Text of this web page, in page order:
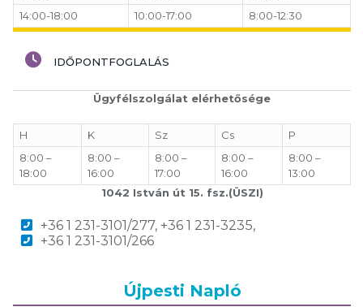
14:00-18:00
10:00-17:00 8:00-12:30
IDŐPONTFOGLALÁS
Ügyfélszolgálat elérhetősége
H K Sz Cs
P
8:00 –
18:00
8:00 –
16:00
8:00 –
17:00
8:00 –
16:00
8:00 –
13:00
1042 István út 15. fsz.(ÜSZI)
+36 1 231-3101/277, +36 1 231-3235,
+36 1 231-3101/266
Újpesti Napló